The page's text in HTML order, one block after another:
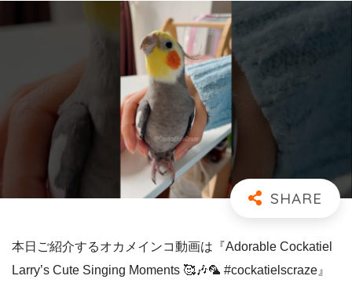
本日ご紹介するオカメインコ動画は『Adorable Cockatiel
Larry’s Cute Singing Moments 🥰🎶🦜 #cockatielscraze』